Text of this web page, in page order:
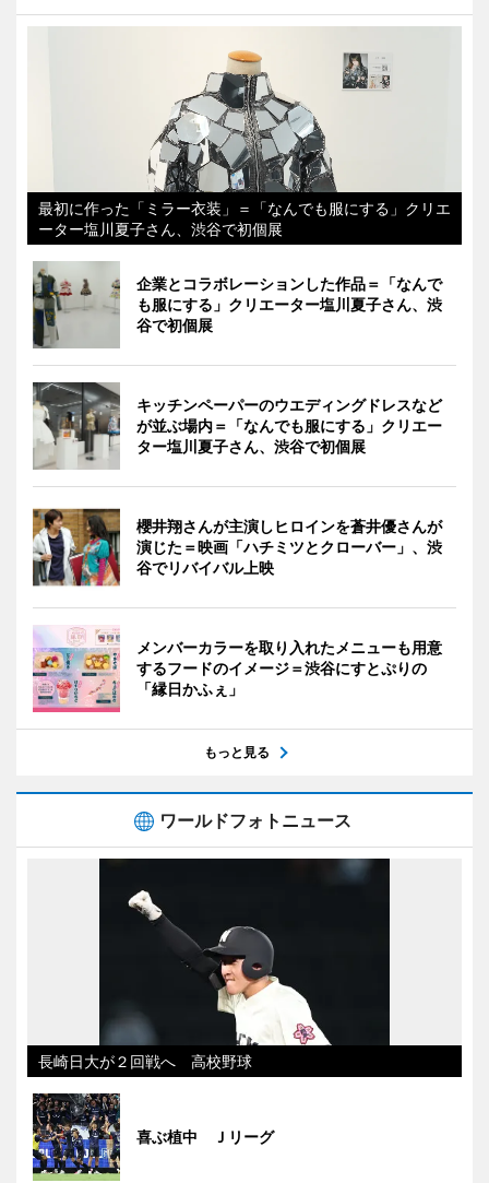
最初に作った「ミラー衣装」＝「なんでも服にする」クリエ
ーター塩川夏子さん、渋谷で初個展
企業とコラボレーションした作品＝「なんで
も服にする」クリエーター塩川夏子さん、渋
谷で初個展
キッチンペーパーのウエディングドレスなど
が並ぶ場内＝「なんでも服にする」クリエー
ター塩川夏子さん、渋谷で初個展
櫻井翔さんが主演しヒロインを蒼井優さんが
演じた＝映画「ハチミツとクローバー」、渋
谷でリバイバル上映
メンバーカラーを取り入れたメニューも用意
するフードのイメージ＝渋谷にすとぷりの
「縁日かふぇ」
もっと見る
ワールドフォトニュース
長崎日大が２回戦へ 高校野球
喜ぶ植中 Ｊリーグ